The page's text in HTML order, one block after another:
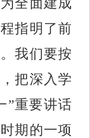
全面建成
指明了前
我们要按
把深入学
”重要讲话
期的一项